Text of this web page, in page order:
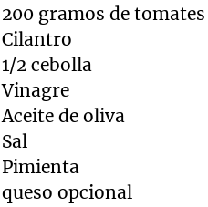
200 gramos de
Cilantro
1/2 cebolla
Vinagre
Aceite de oliva
Sal
Pimienta
queso opcional